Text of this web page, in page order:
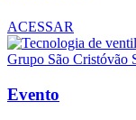
ACESSAR
Evento